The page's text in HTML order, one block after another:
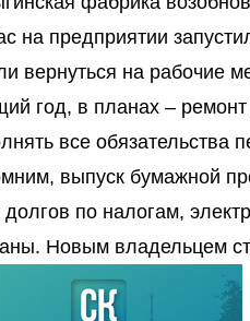
на предприятии
вернуться на рабочие
год, в планах –
все обязательства
выпуск бумажной
долгов по налогам,
Новым владельцем